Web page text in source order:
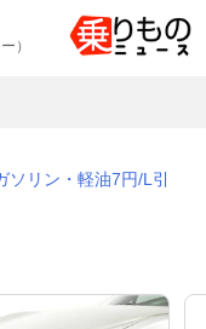
）
ソリン・軽油7円/L引